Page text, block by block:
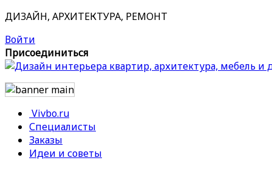
ДИЗАЙН, АРХИТЕКТУРА, РЕМОНТ
Войти
Присоединиться
Vivbo.ru
Специалисты
Заказы
Идеи и советы